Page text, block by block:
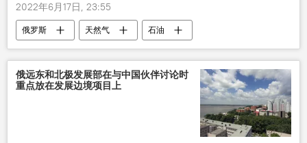
2022年6月17日, 23:55
俄罗斯 天然气 石油
俄远东和北极发展部在与中国伙伴讨论时
重点放在发展边境项目上